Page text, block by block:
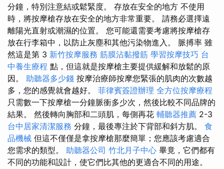
分鐘，特別注意結或鬆緊度。 存放在安全的地方 不使用
時，將按摩槍存放在安全的地方非常重要。 請務必選擇遠
離陽光直射或潮濕的位置。 您可能還需要考慮將按摩槍存
放在行李箱中，以防止灰塵和其他污染物進入。 脈搏率 雖
然這是第 3 新竹按摩服務 筋膜沾黏撥筋 學習按摩技巧 台
中養生療程 點，但這就是按摩槍主要提供緩解和放鬆的原
因。 助聽器多少錢 按摩治療師按摩您緊張的肌肉的次數越
多，您的感覺就會越好。 菲律賓簽證辦理 全方位按摩療程
只需數一下按摩槍一分鐘脈衝多少次，然後比較不同品牌的
結果。 然後轉向胸部和二頭肌，每側再花 輔聽器推薦 2-3
台中居家清潔服務 分鐘，最後專注於下背部和斜方肌。 食
品機械 但這不僅僅是拿按摩槍那麼簡單；您應該考慮適合
您需求的類型。 助聽器公司 竹北月子中心 畢竟，它們都有
不同的功能和設計，使它們比其他的更適合不同的用途。